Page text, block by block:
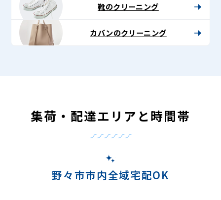
靴のクリーニング
カバンのクリーニング
集荷・配達エリアと時間帯
野々市市内全域宅配OK